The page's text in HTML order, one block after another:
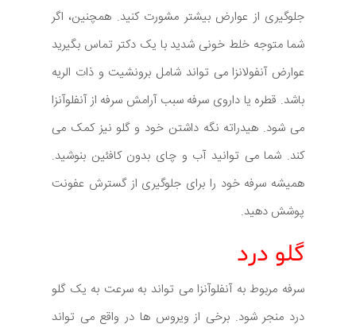
جلوگیری از عوارض بیشتر مشورت کنید. همچنین، اگر
شما متوجه خلط خونی شدید با یک دکتر تماس بگیرید
عوارض آنفولانزا می تواند شامل برونشیت و ذات الریه
باشد. قطره یا داروی سرفه سبب آرامش سرفه از آنفلوآنزا
می شود. هیدراته نگه داشتن خود و گلو نیز کمک می
کند. شما می توانید آب و چای بدون کافئین بنوشید.
همیشه سرفه خود را برای جلوگیری از گسترش عفونت
پوشش دهید.
گلو درد
سرفه مربوط به آنفلوآنزا می تواند به سرعت به یک گلو
درد منجر شود. برخی از ویروس ها در واقع می تواند